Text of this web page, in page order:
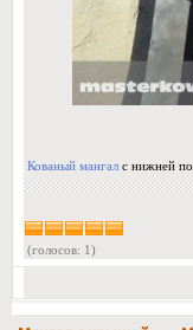
Кованый мангал с нижней
(голосов: 1)